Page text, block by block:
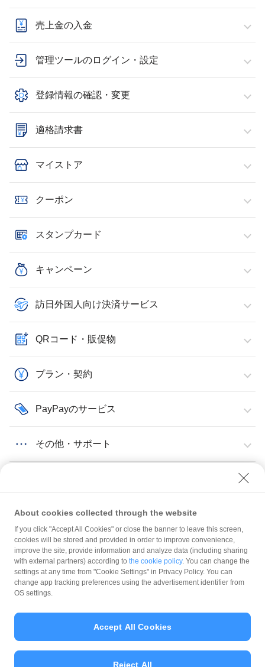
売上金の入金
管理ツールのログイン・設定
登録情報の確認・変更
適格請求書
マイストア
クーポン
スタンプカード
キャンペーン
訪日外国人向け決済サービス
QRコード・販促物
プラン・契約
PayPayのサービス
その他・サポート
マイストア 操作手順 マイストアのストアページのURLをコピーしたい
規約
ガイドライン
About cookies collected through the website
If you click "Accept All Cookies" or close the banner to leave this screen,
cookies will be stored and provided in order to improve convenience,
improve the site, provide information and analyze data (including sharing
with external partners) according to the cookie policy. You can change the
settings at any time from "Cookie Settings" in Privacy Policy. You can
change app tracking preferences using the advertisement identifier from
OS settings.
Reject All
Accept All Cookies